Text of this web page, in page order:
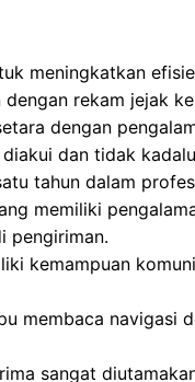
meningkatkan
rekam jejak
dengan
dan tidak
tahun dalam
memiliki
pengiriman.
kemampuan
membaca navigasi
sangat